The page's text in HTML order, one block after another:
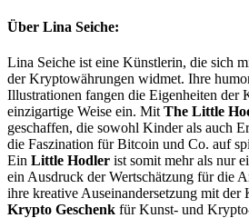
Über Lina Seiche:
Lina Seiche ist eine Künstlerin, die sich
der Kryptowährungen widmet. Ihre
Illustrationen fangen die Eigenheiten der
einzigartige Weise ein. Mit The Little
geschaffen, die sowohl Kinder als auch
die Faszination für Bitcoin und Co. auf
Ein Little Hodler ist somit mehr als nur
ein Ausdruck der Wertschätzung für die
ihre kreative Auseinandersetzung mit
Krypto Geschenk für Kunst- und